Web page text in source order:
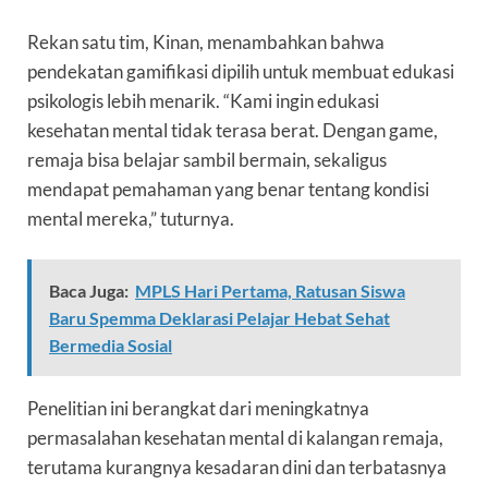
Rekan satu tim, Kinan, menambahkan bahwa
pendekatan gamifikasi dipilih untuk membuat edukasi
psikologis lebih menarik. “Kami ingin edukasi
kesehatan mental tidak terasa berat. Dengan game,
remaja bisa belajar sambil bermain, sekaligus
mendapat pemahaman yang benar tentang kondisi
mental mereka,” tuturnya.
Baca Juga: MPLS Hari Pertama, Ratusan Siswa
Baru Spemma Deklarasi Pelajar Hebat Sehat
Bermedia Sosial
Penelitian ini berangkat dari meningkatnya
permasalahan kesehatan mental di kalangan remaja,
terutama kurangnya kesadaran dini dan terbatasnya